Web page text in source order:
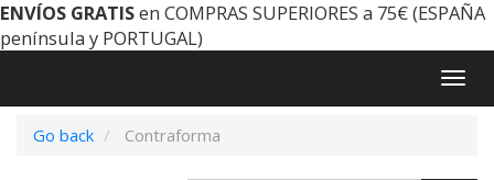
ENVÍOS GRATISen COMPRAS SUPERIORES a 75€ (ESPAÑA
península y PORTUGAL)
Go back
Contraforma